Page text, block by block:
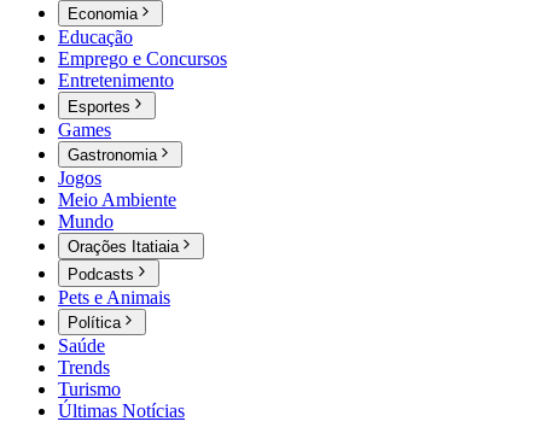
Economia
Educação
Emprego e Concursos
Entretenimento
Esportes
Games
Gastronomia
Jogos
Meio Ambiente
Mundo
Orações Itatiaia
Podcasts
Pets e Animais
Política
Saúde
Trends
Turismo
Últimas Notícias